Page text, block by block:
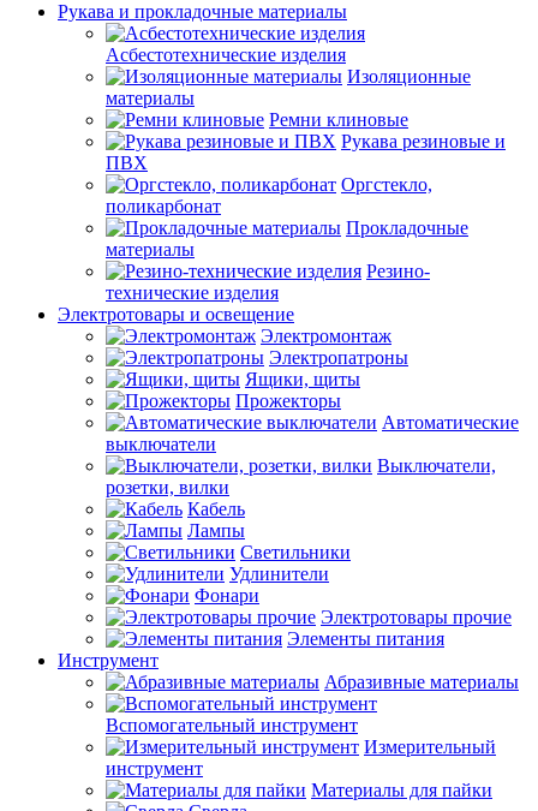
Рукава и прокладочные материалы
Асбестотехнические изделия
Изоляционные
материалы
Ремни клиновые
Рукава резиновые и
ПВХ
Оргстекло,
поликарбонат
Прокладочные
материалы
Резино-
технические изделия
Электротовары и освещение
Электромонтаж
Электропатроны
Ящики, щиты
Прожекторы
Автоматические
выключатели
Выключатели,
розетки, вилки
Кабель
Лампы
Светильники
Удлинители
Фонари
Электротовары прочие
Элементы питания
Инструмент
Абразивные материалы
Вспомогательный инструмент
Измерительный
инструмент
Материалы для пайки